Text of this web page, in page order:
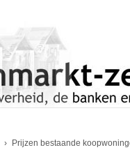
› Prijzen bestaande